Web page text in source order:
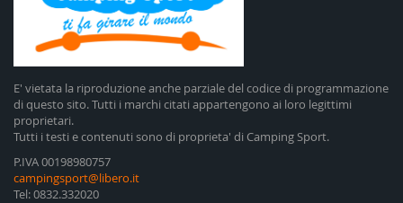
E' vietata la riproduzione anche parziale del codice di programmazione
di questo sito. Tutti i marchi citati appartengono ai loro legittimi
proprietari.
Tutti i testi e contenuti sono di proprieta' di Camping Sport.
P.IVA 00198980757
campingsport@libero.it
Tel: 0832.332020